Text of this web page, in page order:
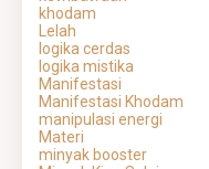
khodam
Lelah
logika cerdas
logika mistika
Manifestasi
Manifestasi Khodam
manipulasi energi
Materi
minyak booster